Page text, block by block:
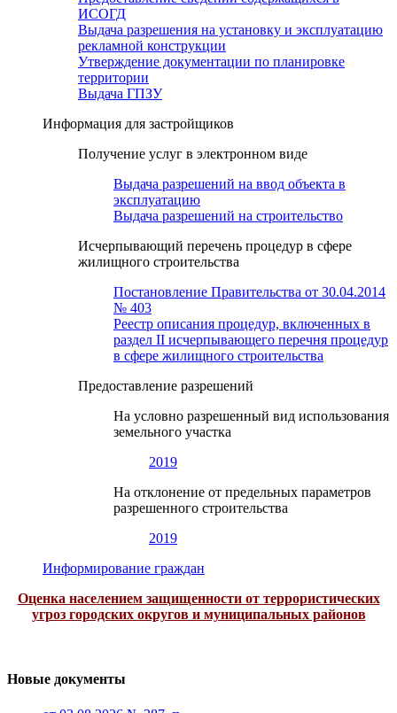
ИСОГД
Выдача разрешения на установку и эксплуатацию
рекламной конструкции
Утверждение документации по планировке
территории
Выдача ГПЗУ
Информация для застройщиков
Получение услуг в электронном виде
Выдача разрешений на ввод объекта в
эксплуатацию
Выдача разрешений на строительство
Исчерпывающий перечень процедур в сфере
жилищного строительства
Постановление Правительства от 30.04.2014
№ 403
Реестр описания процедур, включенных в
раздел II исчерпывающего перечня процедур
в сфере жилищного строительства
Предоставление разрешений
На условно разрешенный вид использования
земельного участка
2019
На отклонение от предельных параметров
разрешенного строительства
2019
Информирование граждан
Оценка населением защищенности от террористических
угроз городских округов и муниципальных районов
Новые документы